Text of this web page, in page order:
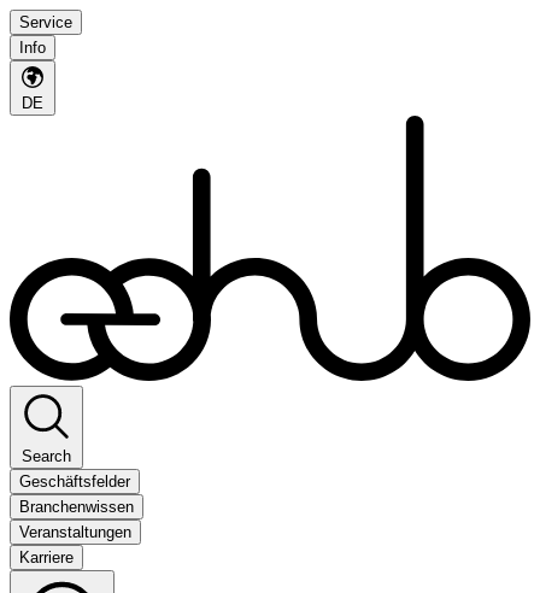
Service
Info
DE
Search
Geschäftsfelder
Branchenwissen
Veranstaltungen
Karriere